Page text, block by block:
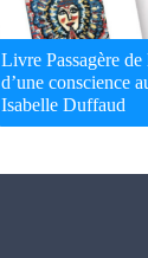
Livre Passagère
d’une conscience
Isabelle Duffaud